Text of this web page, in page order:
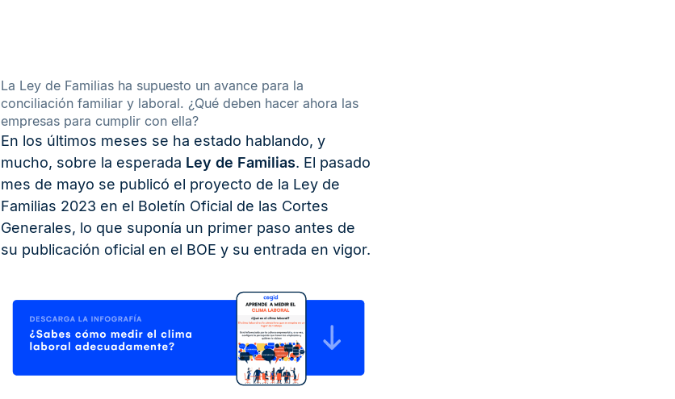
La Ley de Familias ha supuesto un avance para la
conciliación familiar y laboral. ¿Qué deben hacer ahora las
empresas para cumplir con ella?
En los últimos meses se ha estado hablando, y
mucho, sobre la esperada Ley de Familias. El pasado
mes de mayo se publicó el proyecto de la Ley de
Familias 2023 en el Boletín Oficial de las Cortes
Generales, lo que suponía un primer paso antes de
su publicación oficial en el BOE y su entrada en vigor.